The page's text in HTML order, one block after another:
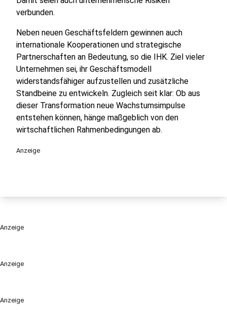
Anzeige
Anzeige
verbunden.
Neben neuen Geschäftsfeldern gewinnen auch
internationale Kooperationen und strategische
Partnerschaften an Bedeutung, so die IHK. Ziel vieler
Unternehmen sei, ihr Geschäftsmodell
widerstandsfähiger aufzustellen und zusätzliche
Standbeine zu entwickeln. Zugleich seit klar: Ob aus
dieser Transformation neue Wachstumsimpulse
entstehen können, hänge maßgeblich von den
wirtschaftlichen Rahmenbedingungen ab.
Anzeige
Anzeige